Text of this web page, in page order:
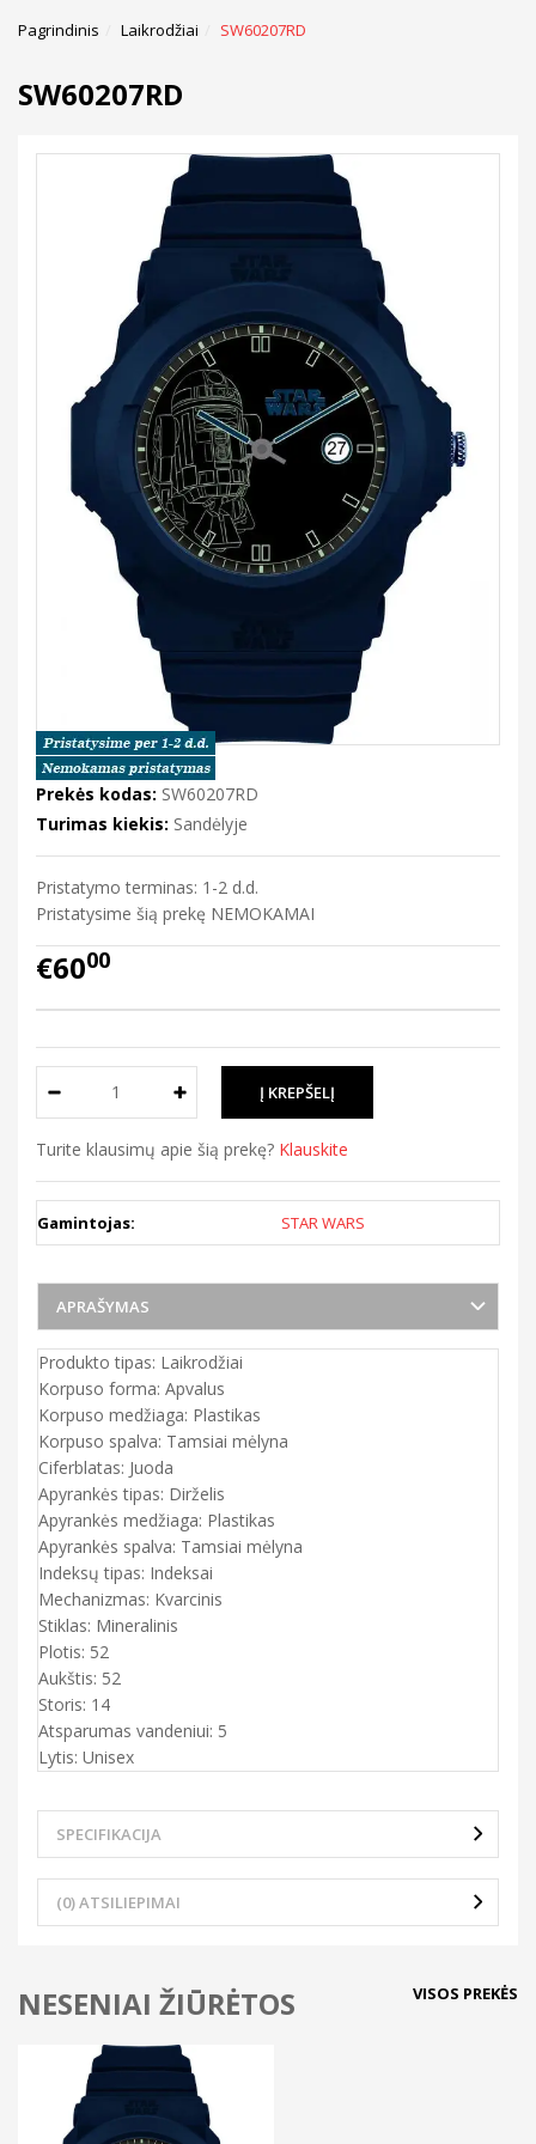
Pagrindinis Laikrodžiai SW60207RD
SW60207RD
Prekės kodas: SW60207RD
Turimas kiekis: Sandėlyje
Pristatymo terminas: 1-2 d.d.
Pristatysime šią prekę NEMOKAMAI
€6000
Turite klausimų apie šią prekę? Klauskite
Gamintojas: STAR WARS
APRAŠYMAS
Produkto tipas: Laikrodžiai
Korpuso forma: Apvalus
Korpuso medžiaga: Plastikas
Korpuso spalva: Tamsiai mėlyna
Ciferblatas: Juoda
Apyrankės tipas: Dirželis
Apyrankės medžiaga: Plastikas
Apyrankės spalva: Tamsiai mėlyna
Indeksų tipas: Indeksai
Mechanizmas: Kvarcinis
Stiklas: Mineralinis
Plotis: 52
Aukštis: 52
Storis: 14
Atsparumas vandeniui: 5
Lytis: Unisex
SPECIFIKACIJA
(0) ATSILIEPIMAI
NESENIAI ŽIŪRĖTOS VISOS PREKĖS